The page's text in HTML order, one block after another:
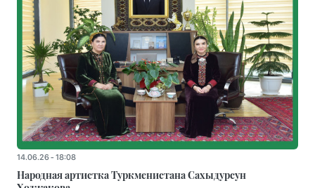
14.06.26 - 18:08
Народная артистка Туркменистана Сахыдурсун